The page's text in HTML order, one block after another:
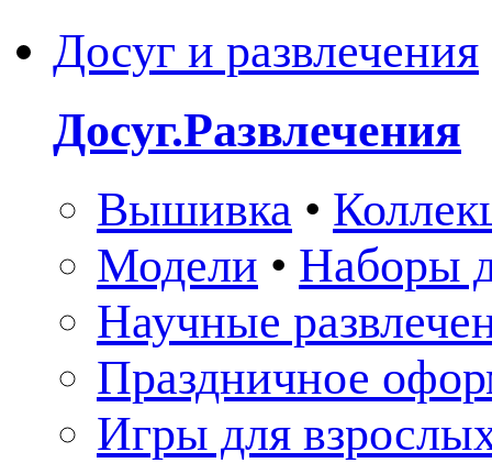
Досуг и развлечения
Досуг.Развлечения
Вышивка •
Модели • Наборы
Научные
Праздничное
Игры для